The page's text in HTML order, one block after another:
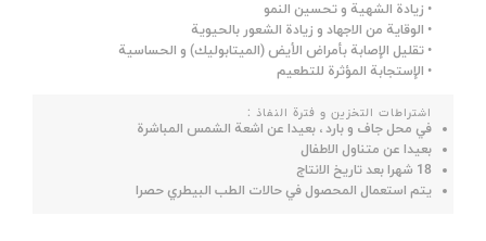
• زيادة الشهية و تحسين النمو
• الوقاية من الاجهاد و زيادة الشعور بالحيوية
• تقليل الإصابة بأمراض الأیض (الميتابوليك) و الحساسية
• الإستجابة المؤثرة للتطعيم
اشتراطات التخزين و فترة النفاذ :
في محل جاف و بارد ، بعيدا عن اشعة الشمس المباشرة
بعيدا عن متناول الاطفال
18 شهرا بعد تاريخ الانتاج
يتم استعمال المحصول في حالات الطب البيطري حصرا